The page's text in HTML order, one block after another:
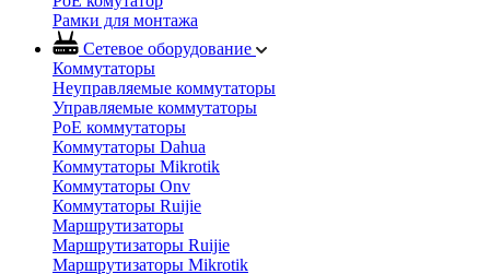
Рамки для монтажа
Сетевое оборудование
Коммутаторы
Неуправляемые коммутаторы
Управляемые коммутаторы
PoE коммутаторы
Коммутаторы Dahua
Коммутаторы Mikrotik
Коммутаторы Onv
Коммутаторы Ruijie
Маршрутизаторы
Маршрутизаторы Ruijie
Маршрутизаторы Mikrotik